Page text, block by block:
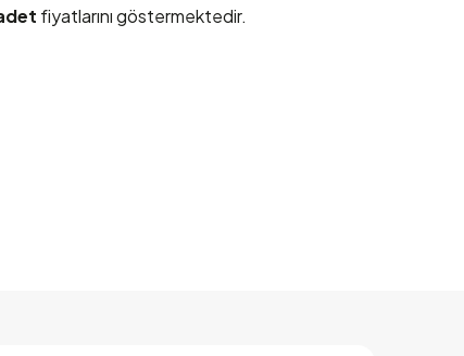
fiyatlarını göstermektedir.